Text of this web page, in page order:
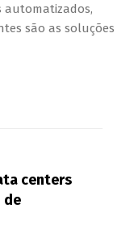
automatizados,
são as soluções
centers
de